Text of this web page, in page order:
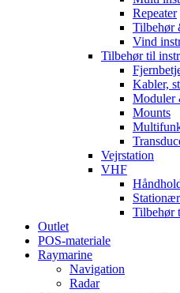
Repeater
Tilbehør
Vind
Tilbehør til
Kabler,
Moduler
Mounts
Vejrstation
VHF
Tilbehør
Outlet
POS-materiale
Raymarine
Navigation
Radar